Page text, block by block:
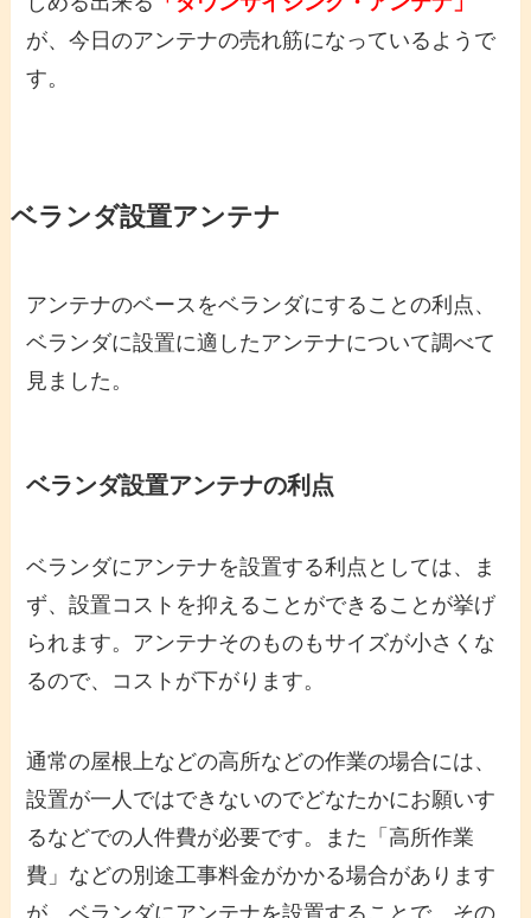
が、今日のアンテナの売れ筋になっているようで
す。
ベランダ設置アンテナ
アンテナのベースをベランダにすることの利点、
ベランダに設置に適したアンテナについて調べて
見ました。
ベランダ設置アンテナの利点
ベランダにアンテナを設置する利点としては、ま
ず、設置コストを抑えることができることが挙げ
られます。アンテナそのものもサイズが小さくな
るので、コストが下がります。
通常の屋根上などの高所などの作業の場合には、
設置が一人ではできないのでどなたかにお願いす
るなどでの人件費が必要です。また「高所作業
費」などの別途工事料金がかかる場合があります
が、ベランダにアンテナを設置することで、その